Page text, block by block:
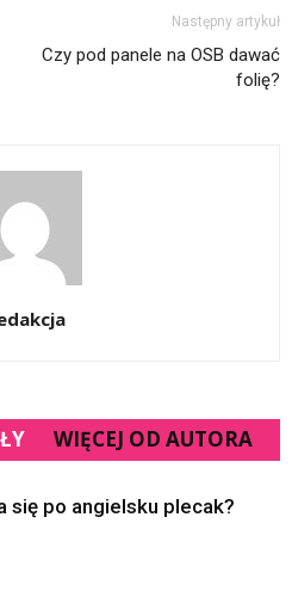
Następny artykuł
Czy pod panele na OSB dawać
folię?
WIĘCEJ OD AUTORA
się po angielsku plecak?